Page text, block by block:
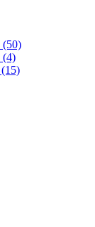
(50)
(4)
(15)